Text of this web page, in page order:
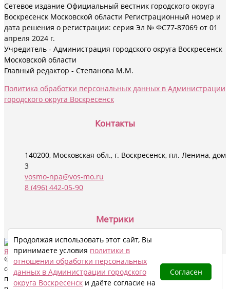
Сетевое издание Официальный вестник городского округа
Воскресенск Московской области Регистрационный номер и
дата решения о регистрации: серия Эл № ФС77-87069 от 01
апреля 2024 г.
Учредитель - Администрация городского округа Воскресенск
Московской области
Главный редактор - Степанова М.М.
Политика обработки персональных данных в Администрации
городского округа Воскресенск
Контакты
140200, Московская обл., г. Воскресенск, пл. Ленина, дом
3
vosmo-npa@vos-mo.ru
8 (496) 442-05-90
Метрики
© 2024 - 2026 Все права на материалы данного сайта охраняются в
соответствии с законодательством РФ, в том числе, об авторском
праве и смежных правах. При цитировании электронными
Продолжая использовать этот сайт, Вы
принимаете условия политики в
отношении обработки персональных
данных в Администрации городского
округа Воскресенск и даёте согласие на
Согласен